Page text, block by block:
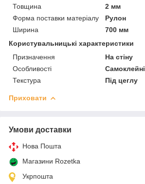
Товщина
2 мм
Форма поставки матеріалу
Рулон
Ширина
700 мм
Користувальницькі характеристики
Призначення
На стіну
Особливості
Самоклейні
Текстура
Під цеглу
Приховати
Умови доставки
Нова Пошта
Магазини Rozetka
Укрпошта